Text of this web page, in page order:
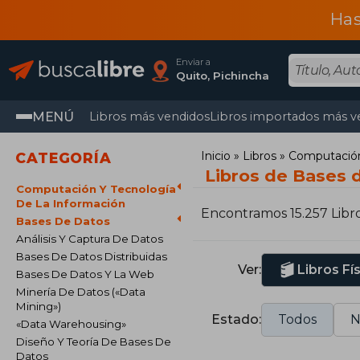
Enviar a
Quito, Pichincha
MENÚ Libros más vendidosLibros importados más
CATEGORÍA
Computación Y Tecnología
De La Información
Bases De Datos
Análisis Y Captura De Datos
Bases De Datos Distribuidas
Bases De Datos Y La Web
Minería De Datos («Data
Mining»)
«Data Warehousing»
Diseño Y Teoría De Bases De
Datos
Inicio Libros
Libros de Bases
Encontramos 15.257
Ver: Libros
Estado: Todos